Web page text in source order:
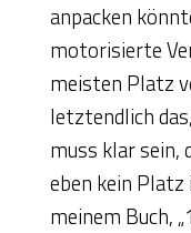
anpacken
motorisierte
meisten Platz
letztendlich
muss klar sein,
eben kein
meinem Buch,